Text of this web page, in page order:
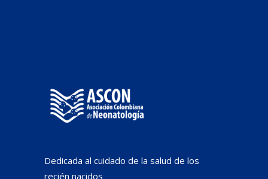
Dedicada al cuidado de la salud de los
recién nacidos